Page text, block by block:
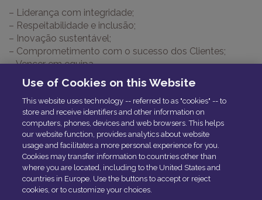
– Liderança com integridade;
– Respeitabilidade e inclusão;
– Inovação sustentável;
– Comprometimento com o sucesso dos Clientes;
– Vencer em equipa
– Promover continuamente o desempenho de
excelência junto dos nossos colaboradores, motivando-
os para um crescimento pessoal e profissional,
enquadrados nos padrões Solera e na Cultura da Solera
Portugal.
CERTIFICADOS
Audatex
Use of Cookies on this Website
This website uses technology -- referred to as "cookies" -- to
store and receive identifiers and other information on
computers, phones, devices and web browsers. This helps
our website function, provides analytics about website
usage and facilitates a more personal experience for you.
Cookies may transfer information to countries other than
where you are located, including to the United States and
countries in Europe. Use the buttons to accept or reject
cookies, or to customize your choices.